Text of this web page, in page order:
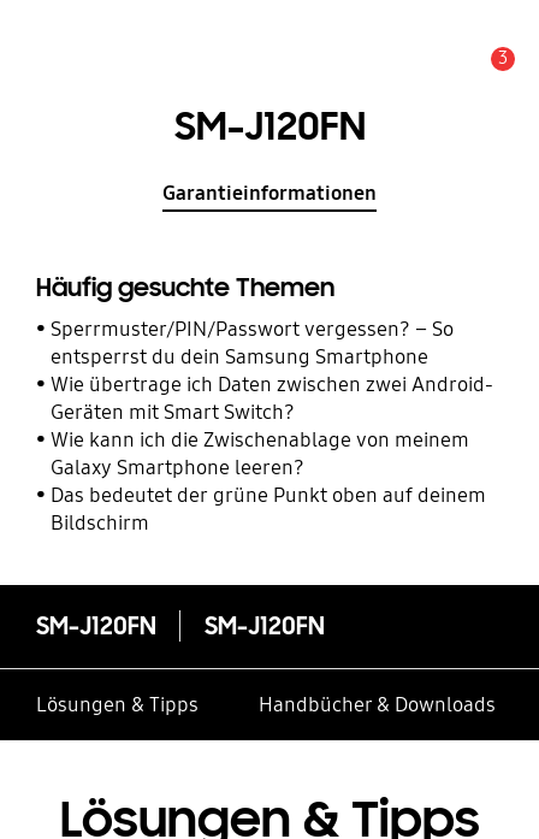
3
SM-J120FN
Garantieinformationen
Häufig gesuchte Themen
Sperrmuster/PIN/Passwort vergessen? – So
entsperrst du dein Samsung Smartphone
Wie übertrage ich Daten zwischen zwei Android-
Geräten mit Smart Switch?
Wie kann ich die Zwischenablage von meinem
Galaxy Smartphone leeren?
Das bedeutet der grüne Punkt oben auf deinem
Bildschirm
SM-J120FN SM-J120FN
Lösungen & Tipps Handbücher & Downloads
Lösungen & Tipps